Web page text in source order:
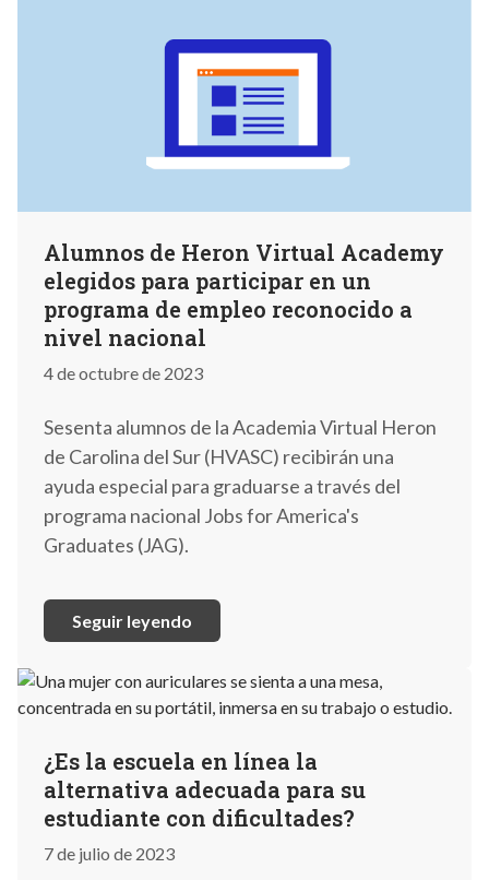
Alumnos de Heron Virtual Academy
elegidos para participar en un
programa de empleo reconocido a
nivel nacional
4 de octubre de 2023
Sesenta alumnos de la Academia Virtual Heron
de Carolina del Sur (HVASC) recibirán una
ayuda especial para graduarse a través del
programa nacional Jobs for America's
Graduates (JAG).
Seguir leyendo
¿Es la escuela en línea la
alternativa adecuada para su
estudiante con dificultades?
7 de julio de 2023